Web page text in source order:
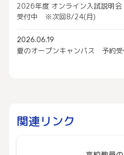
2026年度 オンライン入試説明
受付中 ※次回8/24(月)
2026.06.19
夏のオープンキャンパス 予約受
関連リンク